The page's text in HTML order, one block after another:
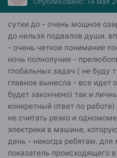
сутки до - очень мощное
до нельзя подвалов души.
- очень четкое понимание
ночь полнолуния -
глобальных задач ( не буду
главное вынесла - все идет
будет закончено) так и
конкретный ответ по
не считать резко и
электрики в машине,
день - некогда ребятам.
показатель происходящего